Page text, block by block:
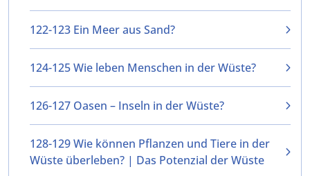
122-123 Ein Meer aus Sand?
124-125 Wie leben Menschen in der Wüste?
126-127 Oasen – Inseln in der Wüste?
128-129 Wie können Pflanzen und Tiere in der
Wüste überleben? | Das Potenzial der Wüste